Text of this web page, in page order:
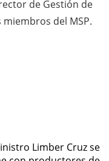
de Gestión de
del MSP.
Limber Cruz se